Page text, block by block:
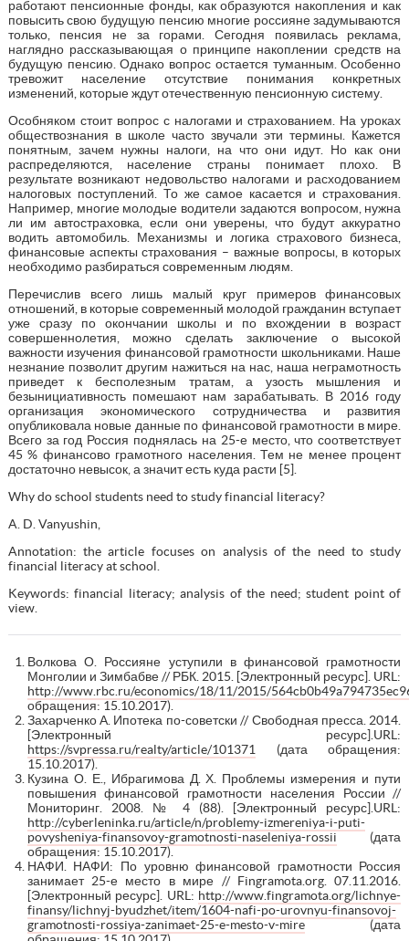
работают пенсионные фонды, как образуются накопления и как
повысить свою будущую пенсию многие россияне задумываются
только, пенсия не за горами. Сегодня появилась реклама,
наглядно рассказывающая о принципе накоплении средств на
будущую пенсию. Однако вопрос остается туманным. Особенно
тревожит население отсутствие понимания конкретных
изменений, которые ждут отечественную пенсионную систему.
Особняком стоит вопрос с налогами и страхованием. На уроках
обществознания в школе часто звучали эти термины. Кажется
понятным, зачем нужны налоги, на что они идут. Но как они
распределяются, население страны понимает плохо. В
результате возникают недовольство налогами и расходованием
налоговых поступлений. То же самое касается и страхования.
Например, многие молодые водители задаются вопросом, нужна
ли им автостраховка, если они уверены, что будут аккуратно
водить автомобиль. Механизмы и логика страхового бизнеса,
финансовые аспекты страхования – важные вопросы, в которых
необходимо разбираться современным людям.
Перечислив всего лишь малый круг примеров финансовых
отношений, в которые современный молодой гражданин вступает
уже сразу по окончании школы и по вхождении в возраст
совершеннолетия, можно сделать заключение о высокой
важности изучения финансовой грамотности школьниками. Наше
незнание позволит другим нажиться на нас, наша неграмотность
приведет к бесполезным тратам, а узость мышления и
безынициативность помешают нам зарабатывать. В 2016 году
организация экономического сотрудничества и развития
опубликовала новые данные по финансовой грамотности в мире.
Всего за год Россия поднялась на 25-е место, что соответствует
45 % финансово грамотного населения. Тем не менее процент
достаточно невысок, а значит есть куда расти [5].
Why do school students need to study financial literacy?
A. D. Vanyushin,
Annotation: the article focuses on analysis of the need to study
financial literacy at school.
Keywords: financial literacy; analysis of the need; student point of
view.
Волкова О. Россияне уступили в финансовой грамотности
Монголии и Зимбабве // РБК. 2015. [Электронный ресурс]. URL:
http://www.rbc.ru/economics/18/11/2015/
обращения: 15.10.2017).
Захарченко А. Ипотека по-советски // Свободная пресса. 2014.
[Электронный ресурс].URL:
https://svpressa.ru/realty/article/101371
(дата обращения:
15.10.2017).
Кузина О. Е., Ибрагимова Д. Х. Проблемы измерения и пути
повышения финансовой грамотности населения России //
Мониторинг. 2008. № 4 (88). [Электронный ресурс].URL:
http://cyberleninka.ru/article/n/problemy-izmereniya-i-puti-
povysheniya-finansovoy-gramotnosti-naseleniya-rossii (дата
обращения: 15.10.2017).
НАФИ. НАФИ: По уровню финансовой грамотности Россия
занимает 25-е место в мире // Fingramota.org. 07.11.2016.
[Электронный ресурс]. URL: http://www.fingramota.org/lichnye-
finansy/lichnyj-byudzhet/item/1604-nafi-po-urovnyu-finansovoj-
gramotnosti-rossiya-zanimaet-25-e-mesto-v-mire(дата